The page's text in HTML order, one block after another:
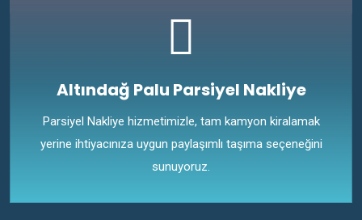
Altındağ Palu Parsiyel Nakliye
Parsiyel Nakliye hizmetimizle, tam kamyon kiralamak
yerine ihtiyacınıza uygun paylaşımlı taşıma seçeneğini
sunuyoruz.